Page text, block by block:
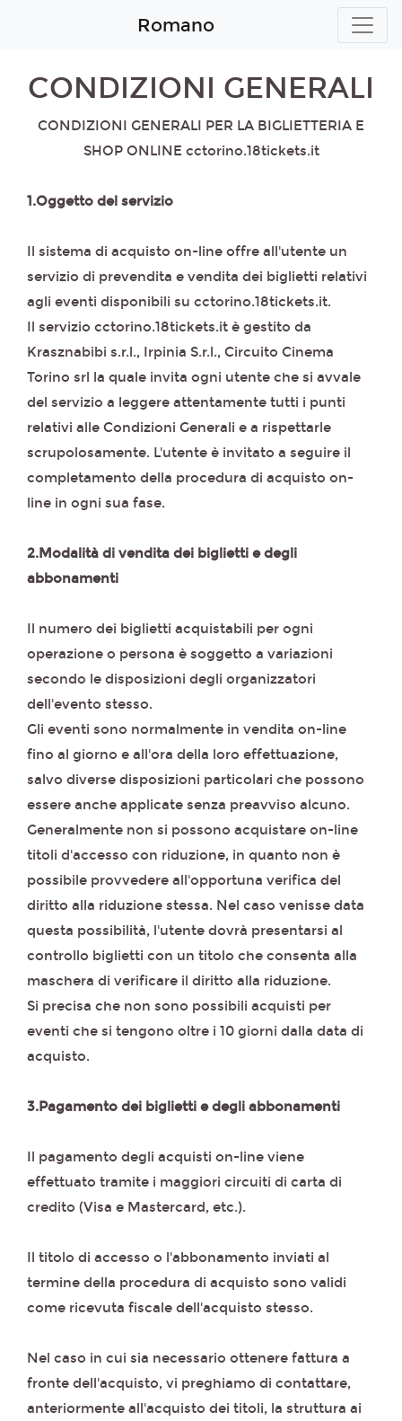
Romano
CONDIZIONI GENERALI
CONDIZIONI GENERALI PER LA BIGLIETTERIA E
SHOP ONLINE cctorino.18tickets.it
1.Oggetto del servizio
Il sistema di acquisto on-line offre all'utente un
servizio di prevendita e vendita dei biglietti relativi
agli eventi disponibili su cctorino.18tickets.it.
Il servizio cctorino.18tickets.it è gestito da
Krasznabibi s.r.l., Irpinia S.r.l., Circuito Cinema
Torino srl la quale invita ogni utente che si avvale
del servizio a leggere attentamente tutti i punti
relativi alle Condizioni Generali e a rispettarle
scrupolosamente. L'utente è invitato a seguire il
completamento della procedura di acquisto on-
line in ogni sua fase.
2.Modalità di vendita dei biglietti e degli
abbonamenti
Il numero dei biglietti acquistabili per ogni
operazione o persona è soggetto a variazioni
secondo le disposizioni degli organizzatori
dell'evento stesso.
Gli eventi sono normalmente in vendita on-line
fino al giorno e all'ora della loro effettuazione,
salvo diverse disposizioni particolari che possono
essere anche applicate senza preavviso alcuno.
Generalmente non si possono acquistare on-line
titoli d'accesso con riduzione, in quanto non è
possibile provvedere all'opportuna verifica del
diritto alla riduzione stessa. Nel caso venisse data
questa possibilità, l'utente dovrà presentarsi al
controllo biglietti con un titolo che consenta alla
maschera di verificare il diritto alla riduzione.
Si precisa che non sono possibili acquisti per
eventi che si tengono oltre i 10 giorni dalla data di
acquisto.
3.Pagamento dei biglietti e degli abbonamenti
Il pagamento degli acquisti on-line viene
effettuato tramite i maggiori circuiti di carta di
credito (Visa e Mastercard, etc.).
Il titolo di accesso o l'abbonamento inviati al
termine della procedura di acquisto sono validi
come ricevuta fiscale dell'acquisto stesso.
Nel caso in cui sia necessario ottenere fattura a
fronte dell'acquisto, vi preghiamo di contattare,
anteriormente all'acquisto dei titoli, la struttura ai